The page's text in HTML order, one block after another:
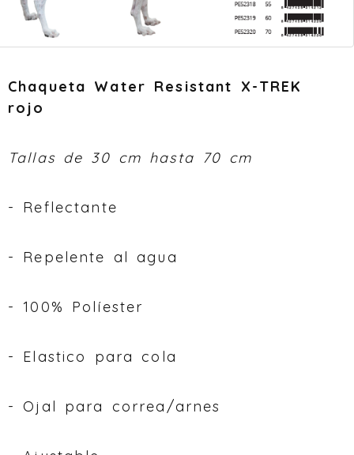
Chaqueta Water Resistant X-TREK
rojo
Tallas de 30 cm hasta 70 cm
- Reflectante
- Repelente al agua
- 100% Políester
- Elastico para cola
- Ojal para correa/arnes